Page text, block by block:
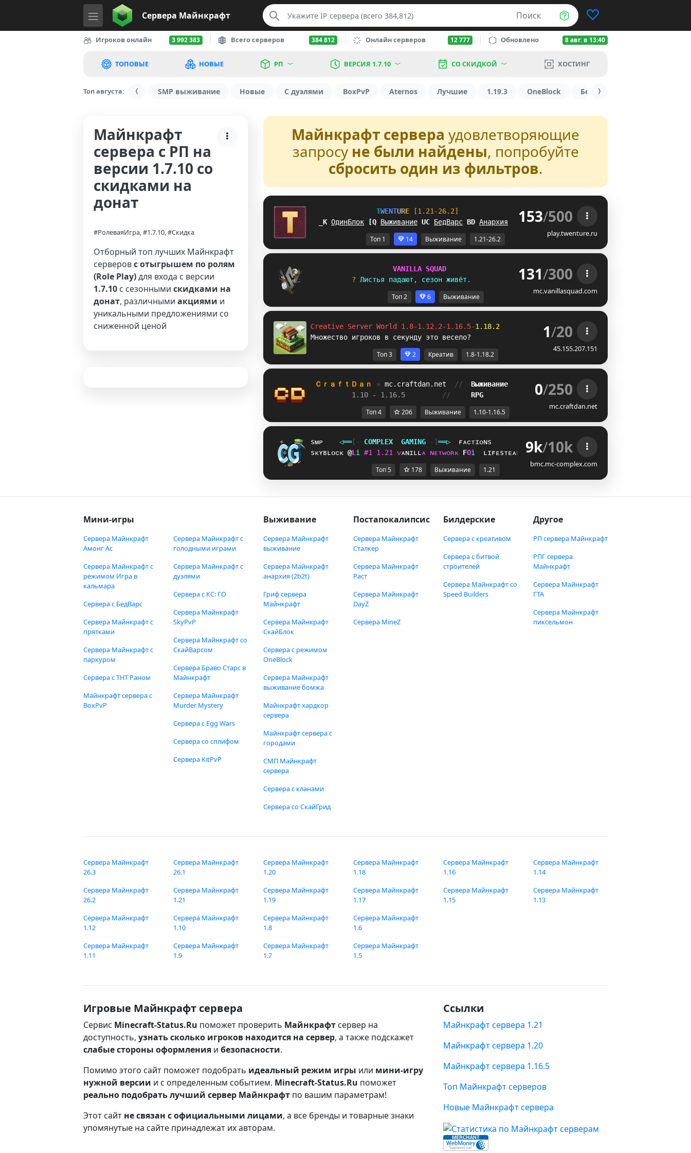
Сервера Майнкрафт Поиск
Игроков онлайн 3 992 383 Всего серверов 384 812 Онлайн серверов 12 777 Обновлено 8 авг. в 13:40
ТОПОВЫЕ НОВЫЕ РП ВЕРСИЯ 1.7.10 СО СКИДКОЙ ХОСТИНГ
Топ августа: SMP выживание Новые С дуэлями BoxPvP Aternos Лучшие 1.19.3 OneBlock БедВарс
Майнкрафт
сервера с РП на
версии 1.7.10 со
скидками на
донат
#РолеваяИгра, #1.7.10, #Скидка
Отборный топ лучших Майнкрафт
серверовс отыгрышем по ролям
(Role Play)для входа с версии
1.7.10 с сезонными скидками на
донат, различными акциями и
уникальными предложениями со
сниженной ценой
Майнкрафт сервера удовлетворяющие
запросу не были найдены, попробуйте
сбросить один из фильтров.
TWENTURE
[1.21-26.2]
AA ОдинБлок RN Выживание NA БедВарс IC Анархия 153/500
play.twenture.ru
Топ 1 14 Выживание 1.21-26.2
VANIL L A SQUAD
? Листья падают , сезон живёт . 131/300
mc.vanillasquad.com
Топ 2 6 Выживание
Creative Server World 1.8-1.12.2-1.16.5-1.18.2
Множество игроков в секунду это весело?
1/20
45.155.207.151
Топ 3 2 Креатив 1.8-1.18.2
ＣｒａｆｔＤａｎ » mc.craftdan.net // Выживание
1.10 - 1.16.5
// RPG 0/250
mc.craftdan.net
Топ 4 206 Выживание 1.10-1.16.5
sᴍᴘ ◁══[‐ COMPL EX GAMING ‐]══▷
ғᴀᴄᴛɪᴏɴs
sᴋʏʙʟᴏᴄᴋ RL i #1 1 . 21 ᴠᴀɴɪʟʟᴀ ɴᴇᴛᴡᴏʀᴋ VWi ʟɪғᴇsᴛᴇᴀʟ 9k/10k
bmc.mc-complex.com
Топ 5 178 Выживание 1.21
Мини-игры
Сервера Майнкрафт
Амонг Ас
Сервера Майнкрафт с
режимом Игра в
кальмара
Сервера с БедВарс
Сервера Майнкрафт с
прятками
Сервера Майнкрафт с
паркуром
Сервера с ТНТ Раном
Майнкрафт сервера с
BoxPvP
Сервера Майнкрафт с
голодными играми
Сервера Майнкрафт с
дуэлями
Сервера с КС: ГО
Сервера Майнкрафт
SkyPvP
Сервера Майнкрафт со
СкайВарсом
Сервера Браво Старс в
Майнкрафт
Сервера Майнкрафт
Murder Mystery
Сервера с Egg Wars
Сервера со сплифом
Сервера KitPvP
Выживание
Сервера Майнкрафт
выживание
Сервера Майнкрафт
анархия (2b2t)
Гриф сервера
Майнкрафт
Сервера Майнкрафт
СкайБлок
Сервера с режимом
OneBlock
Сервера Майнкрафт
выживание бомжа
Майнкрафт хардкор
сервера
Майнкрафт сервера с
городами
СМП Майнкрафт
сервера
Сервера с кланами
Сервера со СкайГрид
Постапокалипсис
Сервера Майнкрафт
Сталкер
Сервера Майнкрафт
Раст
Сервера Майнкрафт
DayZ
Сервера MineZ
Билдерские
Сервера с креативом
Сервера с битвой
строителей
Сервера Майнкрафт со
Speed Builders
Другое
РП сервера Майнкрафт
РПГ сервера
Майнкрафт
Сервера Майнкрафт
ГТА
Сервера Майнкрафт
пиксельмон
Сервера Майнкрафт
26.3
Сервера Майнкрафт
26.2
Сервера Майнкрафт
26.1
Сервера Майнкрафт
1.21
Сервера Майнкрафт
1.20
Сервера Майнкрафт
1.19
Сервера Майнкрафт
1.18
Сервера Майнкрафт
1.17
Сервера Майнкрафт
1.16
Сервера Майнкрафт
1.15
Сервера Майнкрафт
1.14
Сервера Майнкрафт
1.13
Сервера Майнкрафт
1.12
Сервера Майнкрафт
1.11
Сервера Майнкрафт
1.10
Сервера Майнкрафт
1.9
Сервера Майнкрафт
1.8
Сервера Майнкрафт
1.7
Сервера Майнкрафт
1.6
Сервера Майнкрафт
1.5
Игровые Майнкрафт сервера
Сервис Minecraft-Status.Ru поможет проверить Майнкрафт сервер на
доступность, узнать сколько игроков находится на сервер, а также подскажет
слабые стороны оформления и безопасности.
Помимо этого сайт поможет подобрать идеальный режим игры или мини-игру
нужной версии и с определенным событием. Minecraft-Status.Ru поможет
реально подобрать лучший сервер Майнкрафт по вашим параметрам!
Этот сайт не связан с официальными лицами, а все бренды и товарные знаки
упомянутые на сайте принадлежат их авторам.
Ссылки
Майнкрафт сервера 1.21
Майнкрафт сервера 1.20
Майнкрафт сервера 1.16.5
Топ Майнкрафт серверов
Новые Майнкрафт сервера